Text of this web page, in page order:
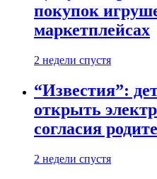
покупок
маркетплейсах
2 недели спустя
“Известия”:
открыть
согласия
2 недели спустя